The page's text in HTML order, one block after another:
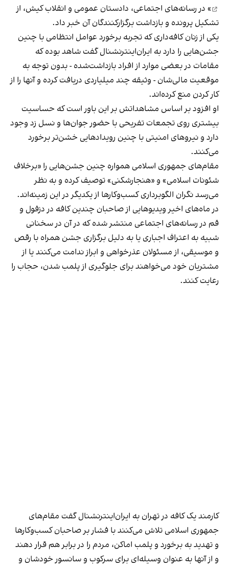
» در رسانه‌های اجتماعی، دادستان عمومی و انقلاب کیش، از
تشکیل پرونده و بازداشت برگزارکنندگان آن خبر داد.
یکی از زنان کافه‌داری که تجربه برخورد عوامل انتظامی با چنین
جشن‌هایی را دارد به ایران‌اینترنشنال گفت شاهد بوده که
مقامات در بعضی موارد از افراد بازداشت‌‌شده - بدون توجه به
موقعیت مالی‌شان - وثیقه چند میلیاردی دریافت کرده و آنها را از
کار کردن منع کرده‌اند.
او افزود بر اساس مشاهداتش بر این باور است که حساسیت
بیشتری روی تجمعات تفریحی با حضور جوان‌ها و نسل زد وجود
دارد و نیروهای امنیتی با چنین رویدادهایی خشن‌تر برخورد
می‌کنند.
مقام‌های جمهوری اسلامی همواره چنین جشن‌هایی را «برخلاف
شئونات اسلامی» و «هنجارشکنی» توصیف کرده و به نظر
می‌رسد نگران الگوبرداری کسب‌وکارها از یکدیگر در این زمینه‌اند.
در ماه‌های اخیر ویدیوهایی از صاحبان چندین کافه در دزفول و
قم در رسانه‌های اجتماعی منتشر شده که در آن در سخنانی
شبیه به اعتراف اجباری یا به دلیل برگزاری جشن همراه با رقص
و موسیقی، از مسئولان عذرخواهی و ابراز ندامت می‌کنند یا از
مشتریان خود می‌خواهند برای جلوگیری از پلمب شدن، حجاب را
رعایت کنند.
کارمند یک کافه در تهران به ایران‌اینترنشنال گفت مقام‌های
جمهوری اسلامی تلاش می‌کنند با فشار بر صاحبان کسب‌وکارها
و تهدید به برخورد و پلمب اماکن، مردم را در برابر هم قرار دهند
و از آنها به عنوان وسیله‌ای برای سرکوب و سانسور خودشان و